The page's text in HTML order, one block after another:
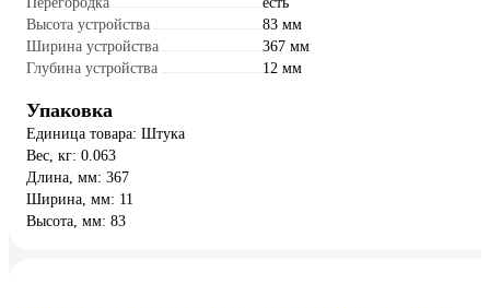
Высота устройства
83 мм
Ширина устройства
367 мм
Глубина устройства
12 мм
Упаковка
Единица товара: Штука
Вес, кг: 0.063
Длина, мм: 367
Ширина, мм: 11
Высота, мм: 83